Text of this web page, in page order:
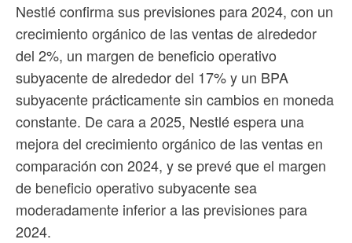
Nestlé confirma sus previsiones para 2024, con un
crecimiento orgánico de las ventas de alrededor
del 2%, un margen de beneficio operativo
subyacente de alrededor del 17% y un BPA
subyacente prácticamente sin cambios en moneda
constante. De cara a 2025, Nestlé espera una
mejora del crecimiento orgánico de las ventas en
comparación con 2024, y se prevé que el margen
de beneficio operativo subyacente sea
moderadamente inferior a las previsiones para
2024.